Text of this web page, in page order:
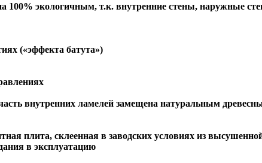
100% экологичным, т.к. внутренние стены, наружные
(«эффекта батута»)
внутренних ламелей замещена натуральным
плита, склеенная в заводских условиях из
в эксплуатацию